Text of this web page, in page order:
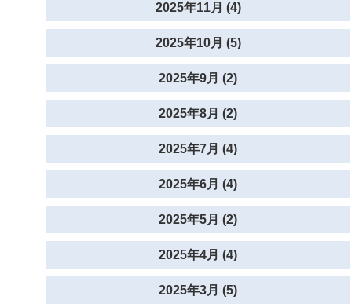
2025年11月 (4)
2025年10月 (5)
2025年9月 (2)
2025年8月 (2)
2025年7月 (4)
2025年6月 (4)
2025年5月 (2)
2025年4月 (4)
2025年3月 (5)